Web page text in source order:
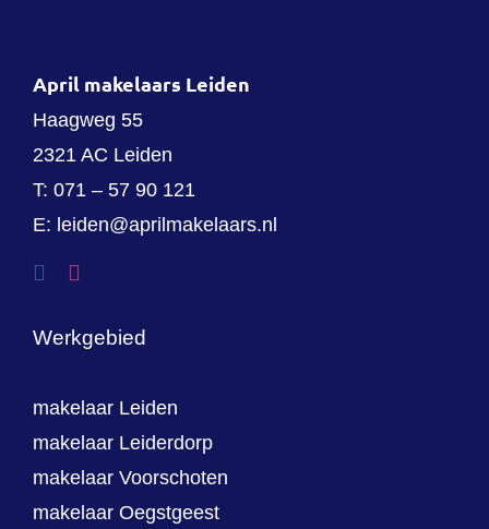
April makelaars Leiden
Haagweg 55
2321 AC Leiden
T: 071 – 57 90 121
E: leiden@aprilmakelaars.nl
Werkgebied
makelaar Leiden
makelaar Leiderdorp
makelaar Voorschoten
makelaar Oegstgeest